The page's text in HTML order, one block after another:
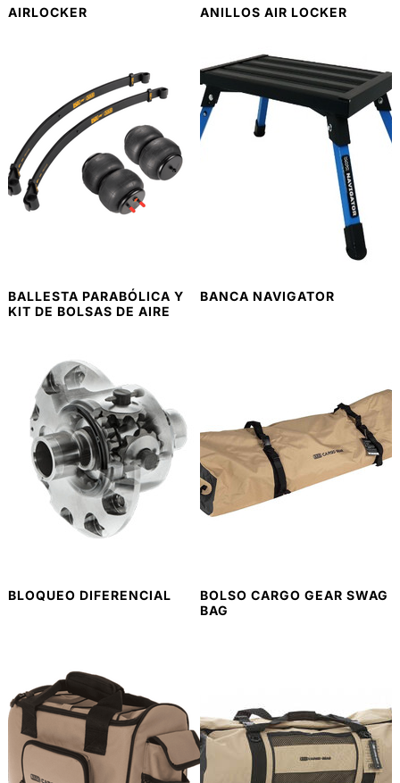
AIRLOCKER ANILLOS AIR LOCKER
BALLESTA PARABÓLICA Y
KIT DE BOLSAS DE AIRE
BANCA NAVIGATOR
BLOQUEO DIFERENCIAL
BOLSO CARGO GEAR SWAG
BAG